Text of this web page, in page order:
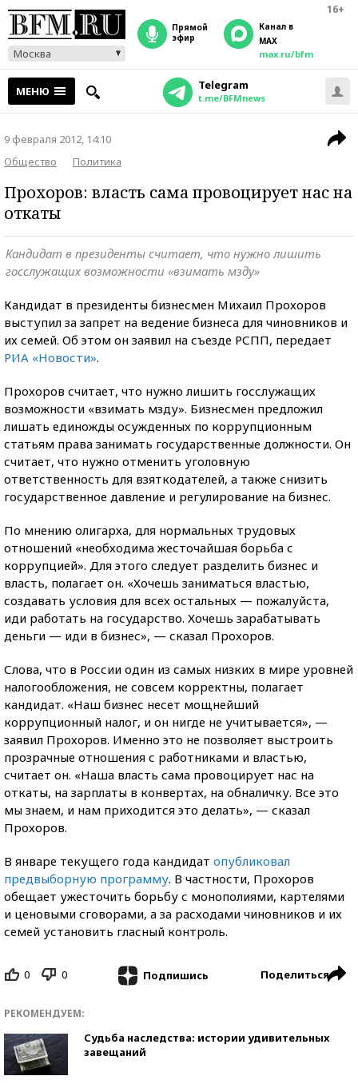
16+
Москва
прямой
эфир
Канал в
MAX
max.ru/bfm
МЕНЮ Telegram
t.me/BFMnews
9 февраля 2012, 14:10
Общество
Политика
Прохоров: власть сама провоцирует нас на
откаты
Кандидат в президенты считает, что нужно лишить
госслужащих возможности «взимать мзду»
Кандидат в президенты бизнесмен Михаил Прохоров
выступил за запрет на ведение бизнеса для чиновников и
их семей. Об этом он заявил на съезде РСПП, передает
РИА «Новости».
Прохоров считает, что нужно лишить госслужащих
возможности «взимать мзду». Бизнесмен предложил
лишать единожды осужденных по коррупционным
статьям права занимать государственные должности. Он
считает, что нужно отменить уголовную
ответственность для взяткодателей, а также снизить
государственное давление и регулирование на бизнес.
По мнению олигарха, для нормальных трудовых
отношений «необходима жесточайшая борьба с
коррупцией». Для этого следует разделить бизнес и
власть, полагает он. «Хочешь заниматься властью,
создавать условия для всех остальных — пожалуйста,
иди работать на государство. Хочешь зарабатывать
деньги — иди в бизнес», — сказал Прохоров.
Слова, что в России один из самых низких в мире уровней
налогообложения, не совсем корректны, полагает
кандидат. «Наш бизнес несет мощнейший
коррупционный налог, и он нигде не учитывается», —
заявил Прохоров. Именно это не позволяет выстроить
прозрачные отношения с работниками и властью,
считает он. «Наша власть сама провоцирует нас на
откаты, на зарплаты в конвертах, на обналичку. Все это
мы знаем, и нам приходится это делать», — сказал
Прохоров.
В январе текущего года кандидат опубликовал
предвыборную программу. В частности, Прохоров
обещает ужесточить борьбу с монополиями, картелями
и ценовыми сговорами, а за расходами чиновников и их
семей установить гласный контроль.
0 0 Подпишись Поделиться
РЕКОМЕНДУЕМ:
Судьба наследства: истории удивительных
завещаний